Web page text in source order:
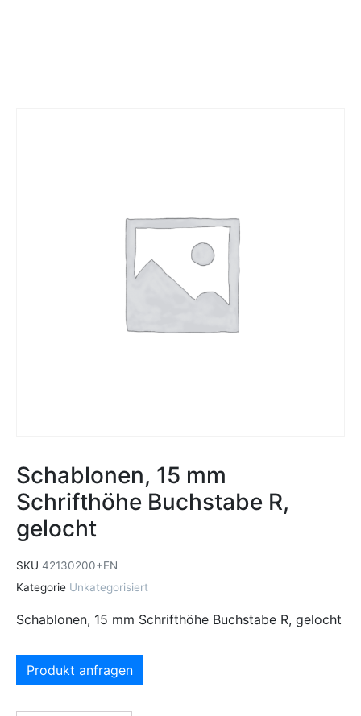
Schablonen, 15 mm
Schrifthöhe Buchstabe R,
gelocht
SKU 42130200+EN
Kategorie Unkategorisiert
Schablonen, 15 mm Schrifthöhe Buchstabe R, gelocht
Produkt anfragen